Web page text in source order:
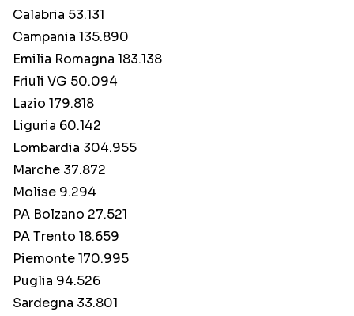
Calabria 53.131
Campania 135.890
Emilia Romagna 183.138
Friuli VG 50.094
Lazio 179.818
Liguria 60.142
Lombardia 304.955
Marche 37.872
Molise 9.294
PA Bolzano 27.521
PA Trento 18.659
Piemonte 170.995
Puglia 94.526
Sardegna 33.801